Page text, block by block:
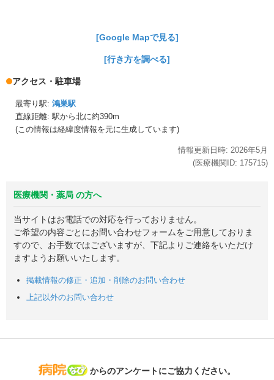
[Google Mapで見る]
[行き方を調べる]
アクセス・駐車場
最寄り駅: 鴻巣駅
直線距離: 駅から北に約390m
(この情報は経緯度情報を元に生成しています)
情報更新日時: 2026年5月
(医療機関ID: 175715)
医療機関・薬局 の方へ
当サイトはお電話での対応を行っておりません。
ご希望の内容ごとにお問い合わせフォームをご用意しておりま
すので、お手数ではございますが、下記よりご連絡をいただけ
ますようお願いいたします。
掲載情報の修正・追加・削除のお問い合わせ
上記以外のお問い合わせ
病院なび
からのアンケートにご協力ください。